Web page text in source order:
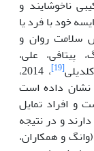
ناخوشایند و
خود با فرد یا
سلامت روان و
علی،
[19]
، 2014،
نشان داده است
و افراد تمایل
و در نتیجه
و همکاران،